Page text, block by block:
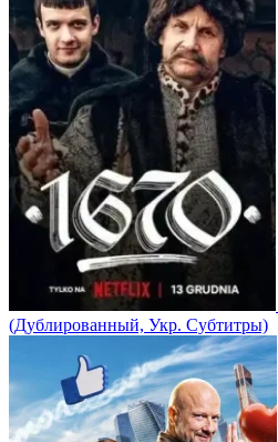
(Дублированный, Укр. Субтитры)